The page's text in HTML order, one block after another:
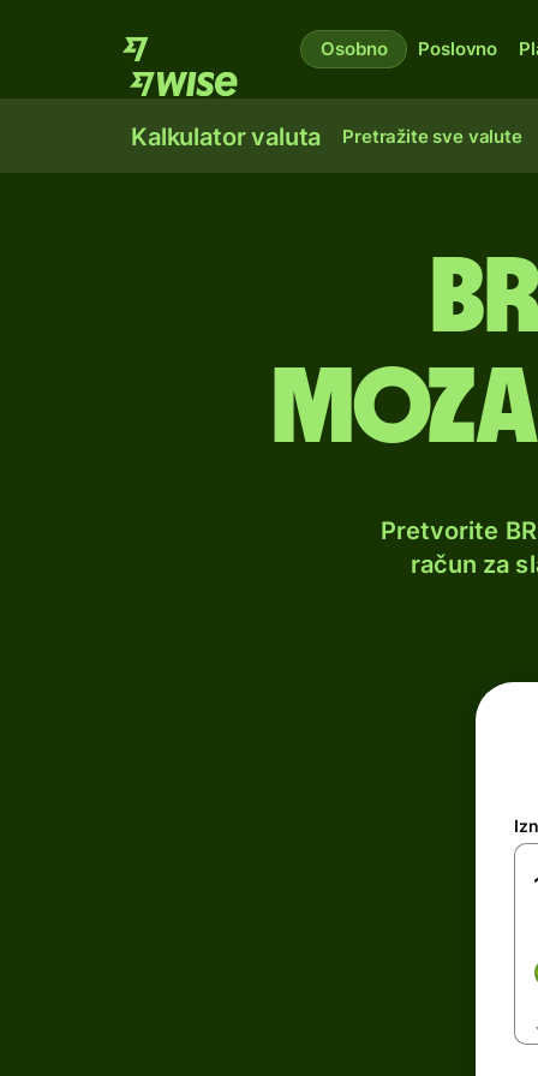
Osobno Poslovno
Kalkulator valuta Pretražite sve valute
Pretvorite
račun za